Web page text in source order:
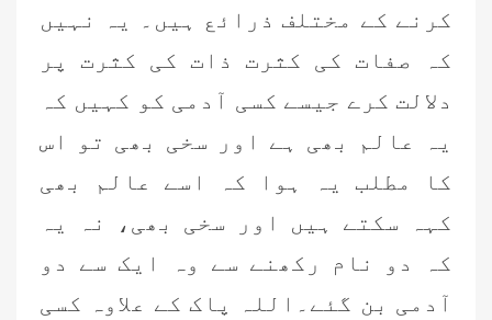
کرنے کے مختلف ذرائع ہیں۔ یہ نہیں
کہ صفات کی کثرت ذات کی کثرت پر
دلالت کرے جیسے کسی آدمی کو کہیں کہ
یہ عالم بھی ہے اور سخی بھی تو اس
کا مطلب یہ ہوا کہ اسے عالم بھی
کہہ سکتے ہیں اور سخی بھی، نہ یہ
کہ دو نام رکھنے سے وہ ایک سے دو
آدمی بن گئے۔اللہ پاک کے علاوہ کسی